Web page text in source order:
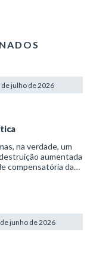
de julho de 2026
na verdade, um
aumentada
compensatória da
junho de 2026